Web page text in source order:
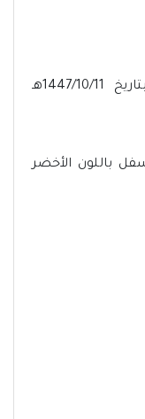
- متاح الآن بدأ اليوم يوم الإثنين بتاريخ 1447/10/11هـ
باللون الأخضر